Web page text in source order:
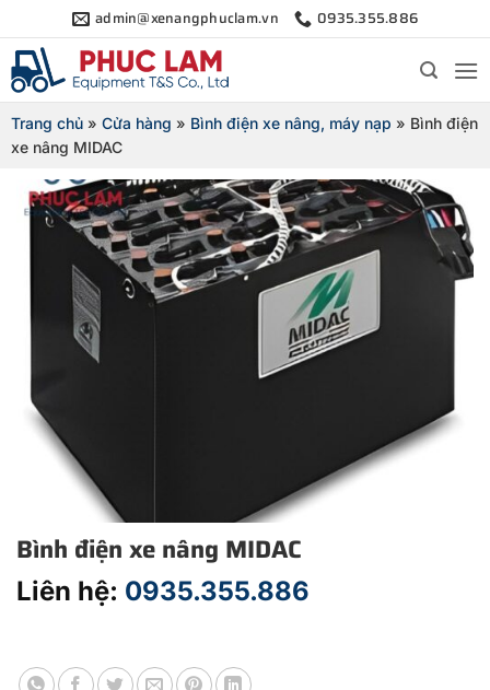
qua
nội
dung
admin@xenangphuclam.vn 0935.355.886
Trang chủ » Cửa hàng » Bình điện xe nâng, máy nạp » Bình điện
xe nâng MIDAC
Bình điện xe nâng MIDAC
Liên hệ: 0935.355.886